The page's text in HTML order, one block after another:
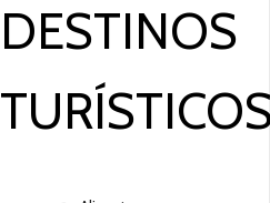
DESTINOS